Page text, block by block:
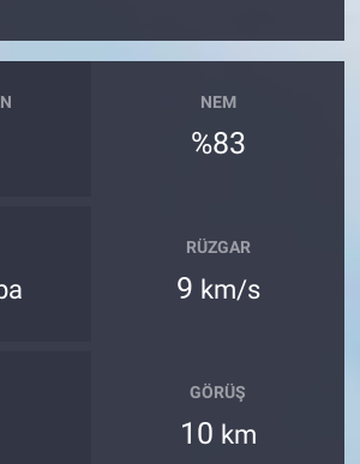
NEM
%83
RÜZGAR
9 km/s
GÖRÜŞ
10 km